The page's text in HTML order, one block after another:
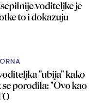
voditeljke je
to i dokazuju
"ubija" kako
se porodila: "Ovo kao